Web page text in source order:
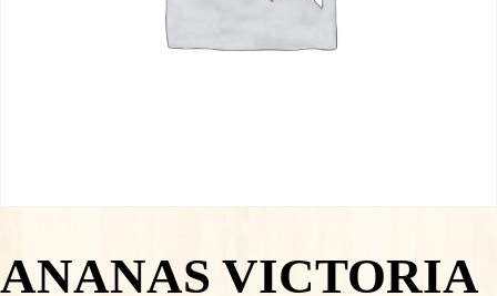
ANANAS VICTORIA